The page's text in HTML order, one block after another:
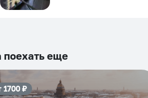
и сами будем приезжать еще...
поехать еще
1700₽